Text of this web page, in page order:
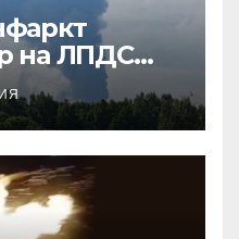
на ЛПДС